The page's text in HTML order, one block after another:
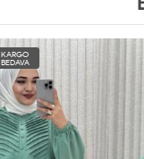
KARGO
BEDAVA